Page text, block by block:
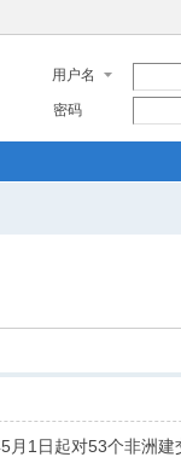
用户名
密码
1日起对53个非洲